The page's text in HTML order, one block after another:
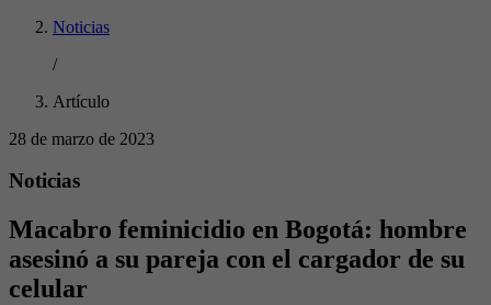
Noticias
/
Artículo
28 de marzo de 2023
Noticias
Macabro feminicidio en Bogotá: hombre
asesinó a su pareja con el cargador de su
celular